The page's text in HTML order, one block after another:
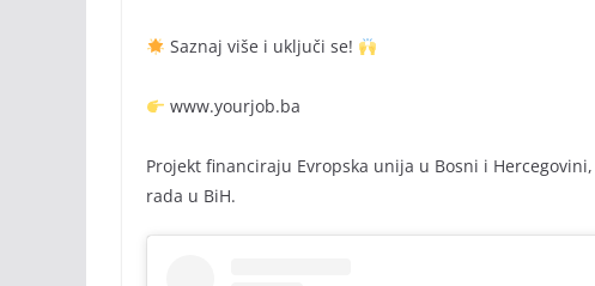
Saznaj više i uključi se!
www.yourjob.ba
Projekt financiraju Evropska unija u Bosni i Hercegovini,
rada u BiH.